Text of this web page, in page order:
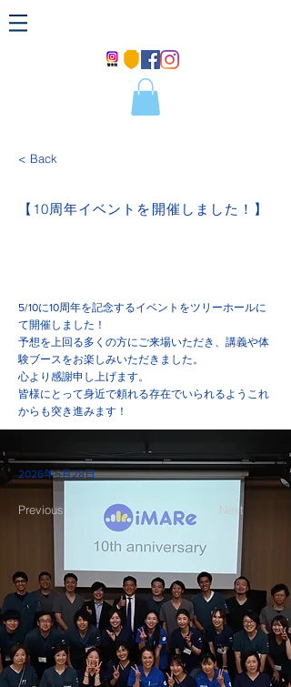
< Back
【10周年イベントを開催しました！】
5/10に10周年を記念するイベントをツリーホールに
て開催しました！
予想を上回る多くの方にご来場いただき、講義や体
験ブースをお楽しみいただきました。
心より感謝申し上げます。
皆様にとって身近で頼れる存在でいられるようこれ
からも突き進みます！
2026年5月28日
Previous Next